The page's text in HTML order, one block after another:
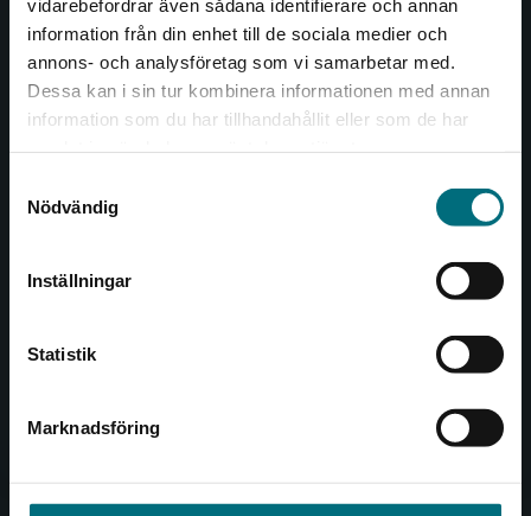
vidarebefordrar även sådana identifierare och annan
information från din enhet till de sociala medier och
annons- och analysföretag som vi samarbetar med.
Dessa kan i sin tur kombinera informationen med annan
information som du har tillhandahållit eller som de har
Nödvändig
Inställningar
Statistik
Marknadsföring
Det verkar som att du besöker
Sverige. För att kunna slutföra ett köp måste
Kontakta oss
046-31 20 00
Box 141
Besöksadress:
Åkergränden 1
Kontakta kundservice
Köpvillkor